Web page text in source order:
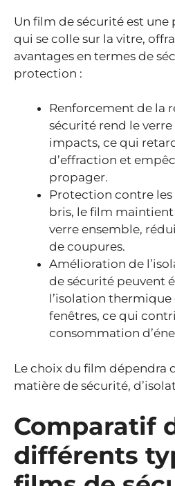
Un film de sécurité est
qui se colle sur la vitre,
avantages en termes de
protection :
Renforcement de la
sécurité rend le
impacts, ce qui
d’effraction et
propager.
Protection contre les
bris, le film
verre ensemble,
de coupures.
Amélioration de
de sécurité peuvent
l’isolation
fenêtres, ce qui
consommation
Le choix du film dépendra
matière de sécurité,
Comparatif
différents